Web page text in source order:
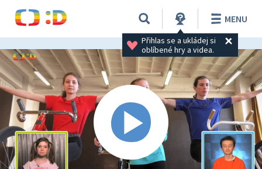
Přihlas se a ukládej si
oblíbené hry a videa.
MENU